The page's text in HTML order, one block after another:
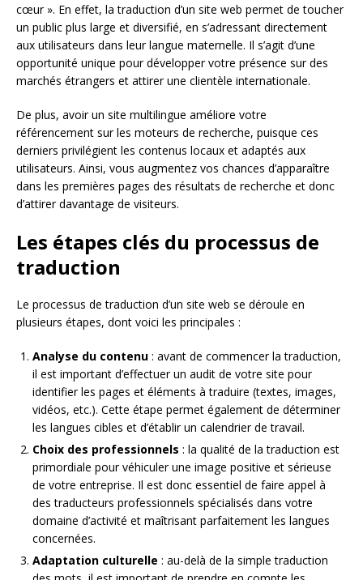
cœur ». En effet, la traduction d’un site web permet de toucher
un public plus large et diversifié, en s’adressant directement
aux utilisateurs dans leur langue maternelle. Il s’agit d’une
opportunité unique pour développer votre présence sur des
marchés étrangers et attirer une clientèle internationale.
De plus, avoir un site multilingue améliore votre
référencement sur les moteurs de recherche, puisque ces
derniers privilégient les contenus locaux et adaptés aux
utilisateurs. Ainsi, vous augmentez vos chances d’apparaître
dans les premières pages des résultats de recherche et donc
d’attirer davantage de visiteurs.
Les étapes clés du processus de
traduction
Le processus de traduction d’un site web se déroule en
plusieurs étapes, dont voici les principales :
Analyse du contenu : avant de commencer la traduction,
il est important d’effectuer un audit de votre site pour
identifier les pages et éléments à traduire (textes, images,
vidéos, etc.). Cette étape permet également de déterminer
les langues cibles et d’établir un calendrier de travail.
Choix des professionnels : la qualité de la traduction est
primordiale pour véhiculer une image positive et sérieuse
de votre entreprise. Il est donc essentiel de faire appel à
des traducteurs professionnels spécialisés dans votre
domaine d’activité et maîtrisant parfaitement les langues
concernées.
Adaptation culturelle : au-delà de la simple traduction